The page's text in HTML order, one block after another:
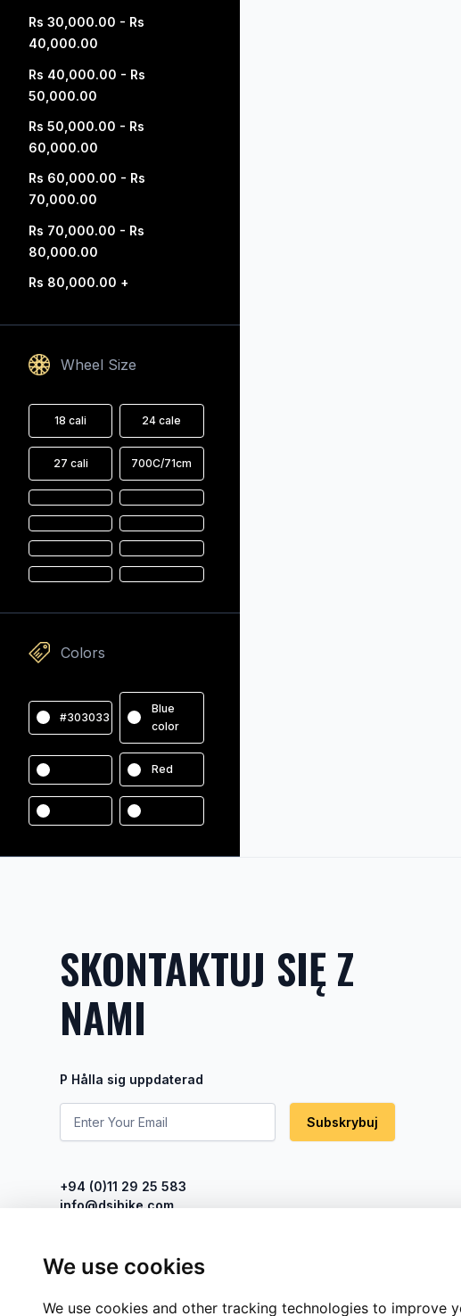
We use cookies
We use cookies and other tracking technologies to improve
Rs 30,000.00 - Rs
40,000.00
Rs 40,000.00 - Rs
50,000.00
Rs 50,000.00 - Rs
60,000.00
Rs 60,000.00 - Rs
70,000.00
Rs 70,000.00 - Rs
80,000.00
Rs 80,000.00 +
Wheel Size
18 cali 24 cale
27 cali 700C/71cm
Colors
#303033
Blue
color
Red
SKONTAKTUJ SIĘ Z
NAMI
P Hålla sig uppdaterad
Subskrybuj
+94 (0)11 29 25 583
info@dsibike.com
Colombo 02, Sri Lanka.